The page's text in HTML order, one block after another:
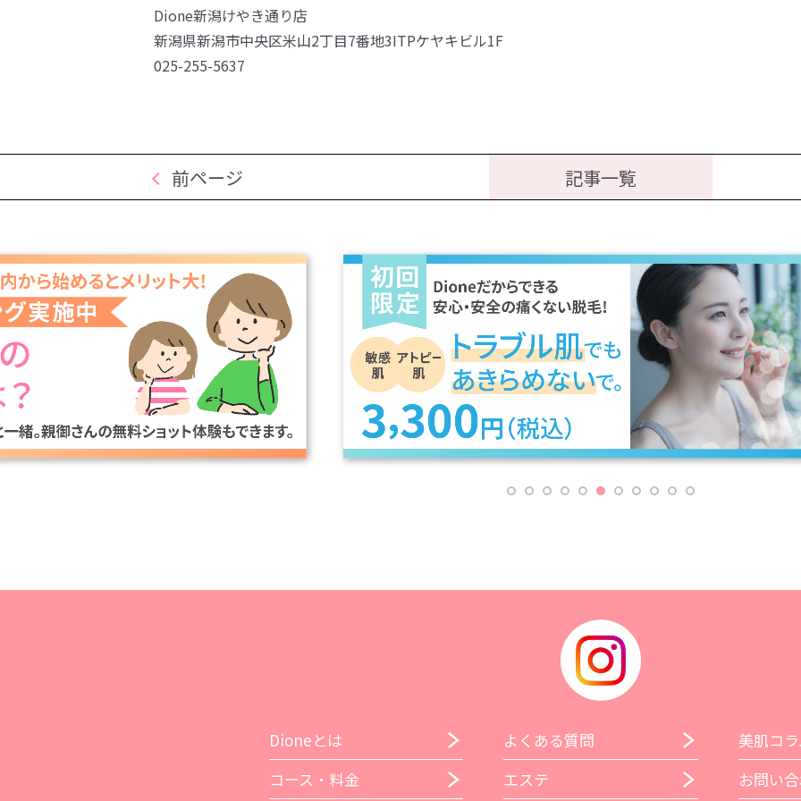
Dione新潟けやき通り店
新潟県新潟市中央区米山2丁目7番地3ITPケヤキビル1F
025-255-5637
前ページ 記事一覧
Dioneとは
コース・料金
よくある質問
エステ
美肌コ
お問い